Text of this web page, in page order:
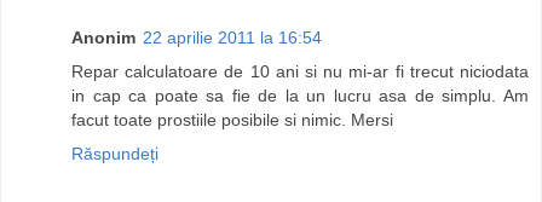
Anonim 22 aprilie 2011 la 16:54
Repar calculatoare de 10 ani si nu mi-ar fi trecut niciodata
in cap ca poate sa fie de la un lucru asa de simplu. Am
facut toate prostiile posibile si nimic. Mersi
Răspundeți